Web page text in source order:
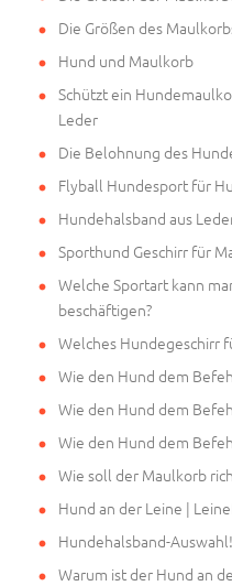
Die Größen des
Hund und Maulkorb
Schützt ein
Leder
Die Belohnung des
Flyball Hundesport für
Hundehalsband aus
Sporthund Geschirr für
Welche Sportart kann
beschäftigen?
Welches Hundegeschirr
Wie den Hund dem
Wie den Hund dem
Wie den Hund dem
Wie soll der Maulkorb
Hund an der Leine |
Hundehalsband-
Warum ist der Hund an